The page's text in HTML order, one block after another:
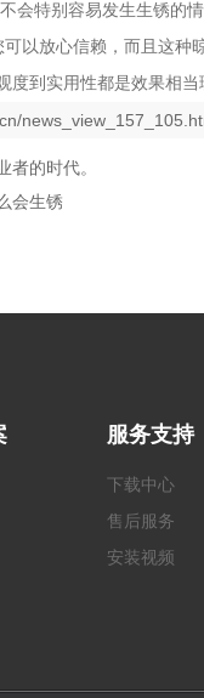
会特别容易发生生锈的
以放心信赖，而且这
到实用性都是效果相当
者的时代。
会生锈
服务支持
下载中心
售后服务
安装视频